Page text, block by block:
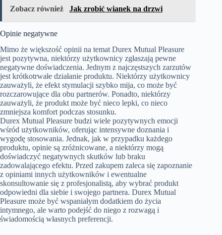
Zobacz również Jak zrobić wianek na drzwi
Opinie negatywne
Mimo że większość opinii na temat Durex Mutual Pleasure
jest pozytywna, niektórzy użytkownicy zgłaszają pewne
negatywne doświadczenia. Jednym z najczęstszych zarzutów
jest krótkotrwałe działanie produktu. Niektórzy użytkownicy
zauważyli, że efekt stymulacji szybko mija, co może być
rozczarowujące dla obu partnerów. Ponadto, niektórzy
zauważyli, że produkt może być nieco lepki, co nieco
zmniejsza komfort podczas stosunku.
Durex Mutual Pleasure budzi wiele pozytywnych emocji
wśród użytkowników, oferując intensywne doznania i
wygodę stosowania. Jednak, jak w przypadku każdego
produktu, opinie są zróżnicowane, a niektórzy mogą
doświadczyć negatywnych skutków lub braku
zadowalającego efektu. Przed zakupem zaleca się zapoznanie
z opiniami innych użytkowników i ewentualne
skonsultowanie się z profesjonalistą, aby wybrać produkt
odpowiedni dla siebie i swojego partnera. Durex Mutual
Pleasure może być wspaniałym dodatkiem do życia
intymnego, ale warto podejść do niego z rozwagą i
świadomością własnych preferencji.